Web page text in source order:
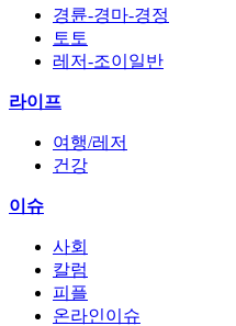
경륜-경마-경정
토토
레저-조이일반
라이프
여행/레저
건강
이슈
사회
칼럼
피플
온라인이슈